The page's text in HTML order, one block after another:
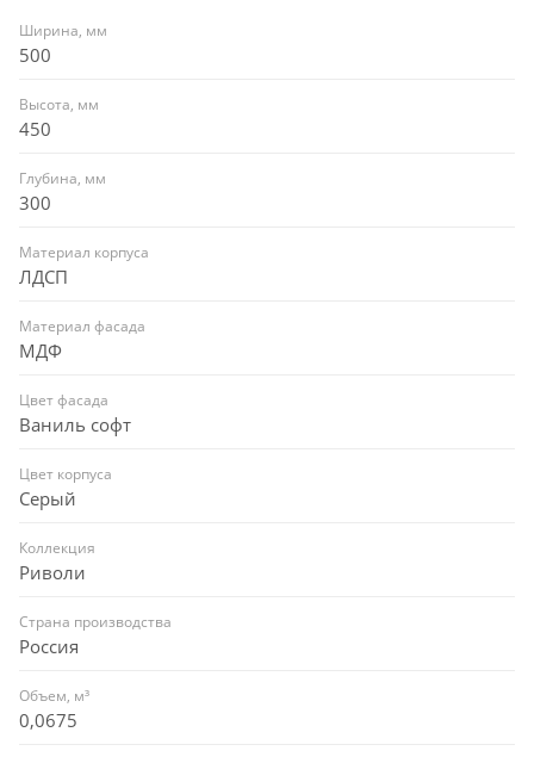
Ширина, мм
500
Высота, мм
450
Глубина, мм
300
Материал корпуса
ЛДСП
Материал фасада
МДФ
Цвет фасада
Ваниль софт
Цвет корпуса
Серый
Коллекция
Риволи
Страна производства
Россия
Объем, м³
0,0675